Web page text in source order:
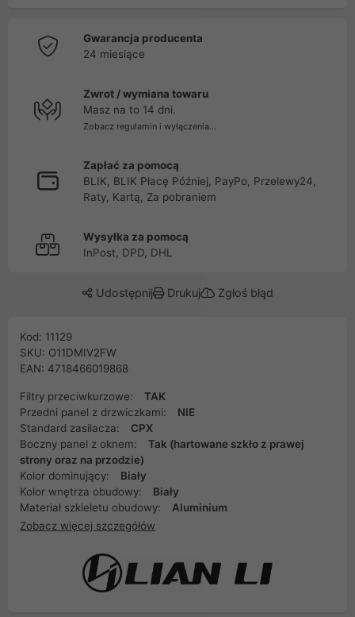
Gwarancja producenta
24 miesiące
Zwrot / wymiana towaru
Masz na to 14 dni.
Zobacz regulamin i wyłączenia...
Zapłać za pomocą
BLIK, BLIK Płacę Później, PayPo, Przelewy24,
Raty, Kartą, Za pobraniem
Wysyłka za pomocą
InPost, DPD, DHL
Udostępnij Drukuj Zgłoś błąd
Kod: 11129
SKU: O11DMIV2FW
EAN: 4718466019868
Filtry przeciwkurzowe:
TAK
Przedni panel z drzwiczkami:
NIE
Standard zasilacza:
CPX
Boczny panel z oknem:
Tak (hartowane szkło z prawej
strony oraz na przodzie)
Kolor dominujący:
Biały
Kolor wnętrza obudowy:
Biały
Materiał szkieletu obudowy:
Aluminium
Zobacz więcej szczegółów